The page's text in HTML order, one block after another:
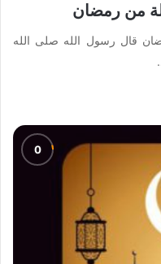
من رمضان
قال رسول الله صلى الله